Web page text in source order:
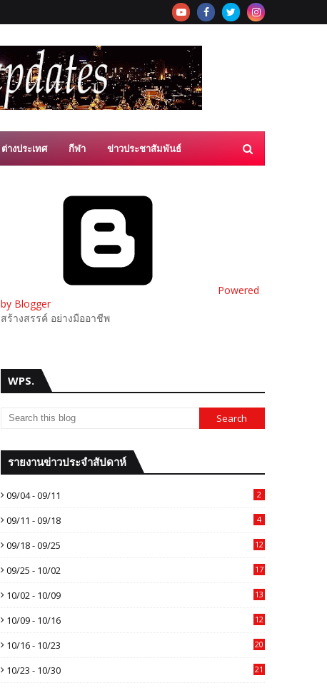
ต่างประเทศ กีฬา ข่าวประชาสัมพันธ์
Powered
by Blogger
สร้างสรรค์ อย่างมืออาชีพ
WPS.
รายงานข่าวประจำสัปดาห์
09/04 - 09/11 2
09/11 - 09/18 4
09/18 - 09/25 12
09/25 - 10/02 17
10/02 - 10/09 13
10/09 - 10/16 12
10/16 - 10/23 20
10/23 - 10/30 21